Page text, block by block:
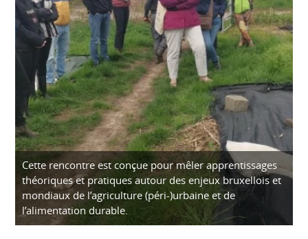
Cette rencontre est conçue pour mêler apprentissages
théoriques et pratiques autour des enjeux bruxellois et
mondiaux de l’agriculture (péri-)urbaine et de
l’alimentation durable.